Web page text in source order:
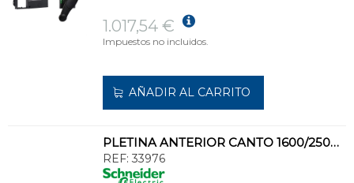
1.017,54 €
Impuestos no incluidos.
AÑADIR AL CARRITO
PLETINA ANTERIOR CANTO 1600/2500A TETRAPOLAR
REF: 33976